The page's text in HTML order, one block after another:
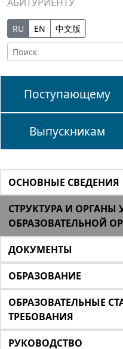
RU EN 中文版
Поступающему
Выпускникам
ОСНОВНЫЕ СВЕДЕНИЯ
СТРУКТУРА И ОРГАНЫ
ОБРАЗОВАТЕЛЬНОЙ
ДОКУМЕНТЫ
ОБРАЗОВАНИЕ
ОБРАЗОВАТЕЛЬНЫЕ
ТРЕБОВАНИЯ
РУКОВОДСТВО